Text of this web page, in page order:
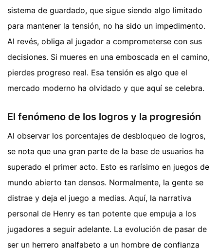
sistema de guardado, que sigue siendo algo limitado
para mantener la tensión, no ha sido un impedimento.
Al revés, obliga al jugador a comprometerse con sus
decisiones. Si mueres en una emboscada en el camino,
pierdes progreso real. Esa tensión es algo que el
mercado moderno ha olvidado y que aquí se celebra.
El fenómeno de los logros y la progresión
Al observar los porcentajes de desbloqueo de logros,
se nota que una gran parte de la base de usuarios ha
superado el primer acto. Esto es rarísimo en juegos de
mundo abierto tan densos. Normalmente, la gente se
distrae y deja el juego a medias. Aquí, la narrativa
personal de Henry es tan potente que empuja a los
jugadores a seguir adelante. La evolución de pasar de
ser un herrero analfabeto a un hombre de confianza